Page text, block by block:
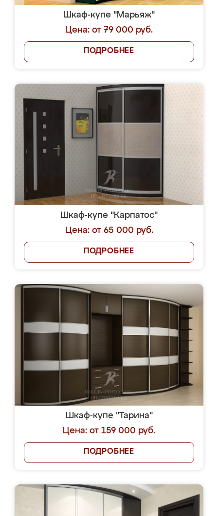
Шкаф-купе "Марьяж"
Цена: от 79 000 руб.
ПОДРОБНЕЕ
Шкаф-купе "Карпатос"
Цена: от 65 000 руб.
ПОДРОБНЕЕ
Шкаф-купе "Тарина"
Цена: от 159 000 руб.
ПОДРОБНЕЕ